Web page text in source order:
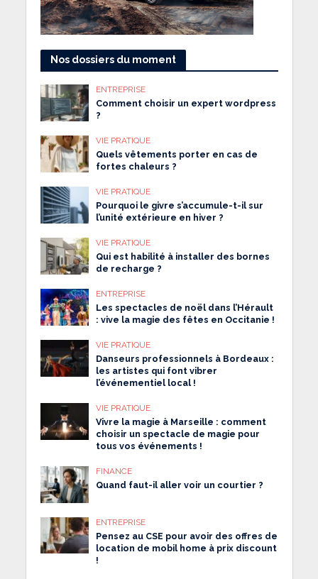
Nos dossiers du moment
ENTREPRISE
Comment choisir un expert wordpress
?
VIE PRATIQUE
Quels vêtements porter en cas de
fortes chaleurs ?
VIE PRATIQUE
Pourquoi le givre s’accumule-t-il sur
l’unité extérieure en hiver ?
VIE PRATIQUE
Qui est habilité à installer des bornes
de recharge ?
ENTREPRISE
Les spectacles de noël dans l’Hérault
: vive la magie des fêtes en Occitanie !
VIE PRATIQUE
Danseurs professionnels à Bordeaux :
les artistes qui font vibrer
l’événementiel local !
VIE PRATIQUE
Vivre la magie à Marseille : comment
choisir un spectacle de magie pour
tous vos événements !
FINANCE
Quand faut-il aller voir un courtier ?
ENTREPRISE
Pensez au CSE pour avoir des offres de
location de mobil home à prix discount
!